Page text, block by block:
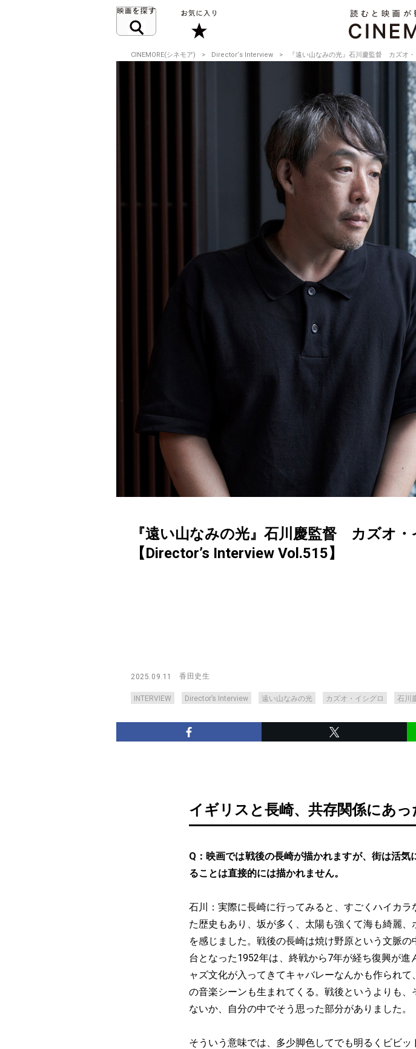
CINEMORE(シネモア) Director‘s Interview 『遠い山なみの光』石川慶監督 カズオ
『遠い山なみの光』石川慶監督 カズオ
【Director’s Interview Vol.515】
2025.09.11 香田史生
INTERVIEW Director’s Interview 遠い山なみの光 カズオ・イシグロ 石川
イギリスと長崎、共存関係にあっ
Q：映画では戦後の長崎が描かれますが、街は活
ることは直接的には描かれません。
石川：実際に長崎に行ってみると、すごくハイカ
た歴史もあり、坂が多く、太陽も強くて海も綺麗
を感じました。戦後の長崎は焼け野原という文脈
台となった1952年は、終戦から7年が経ち復興が
ャズ文化が入ってきてキャバレーなんかも作られ
の音楽シーンも生まれてくる。戦後というよりも
ないか、自分の中でそう思った部分がありました。
そういう意味では、多少脚色してでも明るくビビ